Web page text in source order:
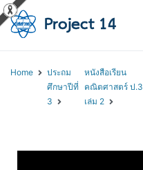
Home
ประถม
ศึกษาปีที่
3
หนังสือเรียน
คณิตศาสตร์ ป.3
เล่ม 2